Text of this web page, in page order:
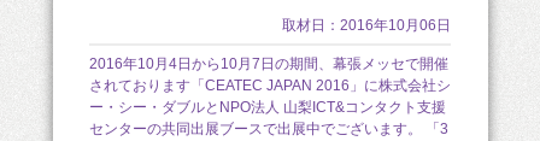
取材日：2016年10月06日
2016年10月4日から10月7日の期間、幕張メッセで開催
されております「CEATEC JAPAN 2016」に株式会社シ
ー・シー・ダブルとNPO法人 山梨ICT&コンタクト支援
センターの共同出展ブースで出展中でございます。 「3